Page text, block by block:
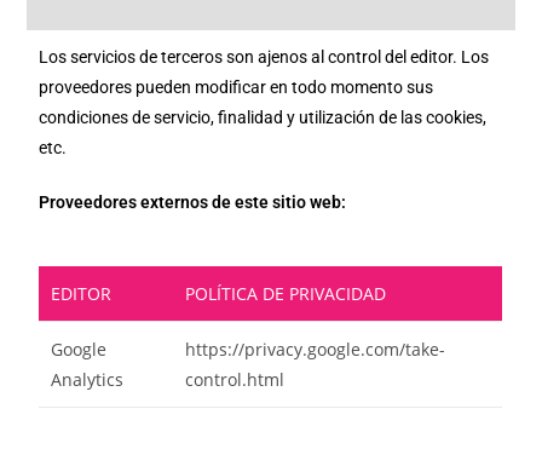
Los servicios de terceros son ajenos al control del editor. Los
proveedores pueden modificar en todo momento sus
condiciones de servicio, finalidad y utilización de las cookies,
etc.
Proveedores externos de este sitio web:
EDITOR POLÍTICA DE PRIVACIDAD
Google
Analytics
https://privacy.google.com/take-
control.html